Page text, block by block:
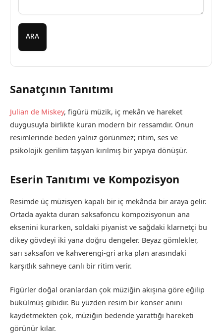
ARA
Sanatçının Tanıtımı
Julian de Miskey, figürü müzik, iç mekân ve hareket
duygusuyla birlikte kuran modern bir ressamdır. Onun
resimlerinde beden yalnız görünmez; ritim, ses ve
psikolojik gerilim taşıyan kırılmış bir yapıya dönüşür.
Eserin Tanıtımı ve Kompozisyon
Resimde üç müzisyen kapalı bir iç mekânda bir araya gelir.
Ortada ayakta duran saksafoncu kompozisyonun ana
eksenini kurarken, soldaki piyanist ve sağdaki klarnetçi bu
dikey gövdeyi iki yana doğru dengeler. Beyaz gömlekler,
sarı saksafon ve kahverengi-gri arka plan arasındaki
karşıtlık sahneye canlı bir ritim verir.
Figürler doğal oranlardan çok müziğin akışına göre eğilip
bükülmüş gibidir. Bu yüzden resim bir konser anını
kaydetmekten çok, müziğin bedende yarattığı hareketi
görünür kılar.